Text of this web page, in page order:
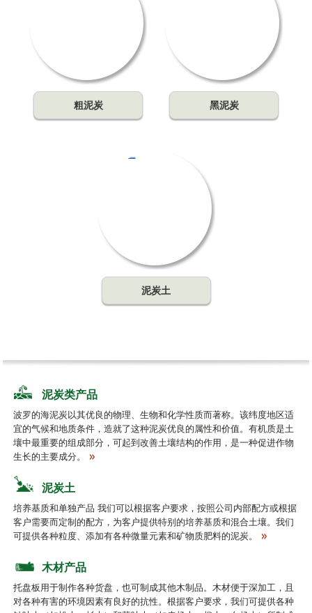
粗泥炭 黑泥炭
泥炭土
泥炭类产品
波罗的海泥炭以其优良的物理、生物和化学性质而著称。该纬度地区适
宜的气候和地质条件，造就了这种泥炭优良的属性和价值。有机质是土
壤中最重要的组成部分，可起到改善土壤结构的作用，是一种促进作物
生长的主要成分。
泥炭土
培养基质和单独产品 我们可以根据客户要求，按照公司内部配方或根据
客户需要而定制的配方，为客户提供特别的培养基质和混合土壤。我们
可提供各种粒度、添加有各种微量元素和矿物质肥料的泥炭。
木材产品
托盘板用于制作各种货盘，也可制成其他木制品。木材便于深加工，且
对各种有害的环境因素有良好的抗性。根据客户要求，我们可提供各种